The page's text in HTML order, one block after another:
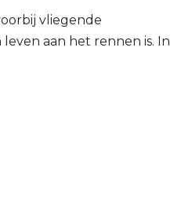
vliegende
aan het rennen is. In